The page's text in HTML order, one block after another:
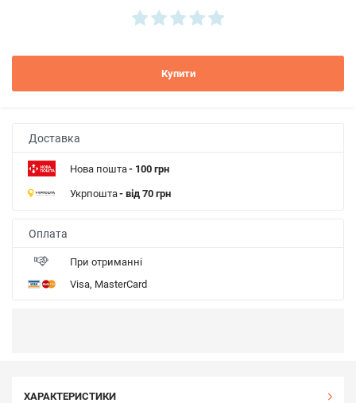
Купити
Доставка
Нова пошта- 100 грн
Укрпошта- від 70 грн
Оплата
При отриманні
Visa, MasterCard
ХАРАКТЕРИСТИКИ